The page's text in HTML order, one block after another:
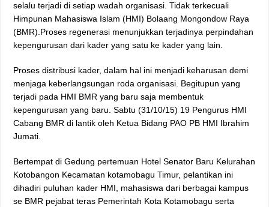
selalu terjadi di setiap wadah organisasi. Tidak terkecuali
Himpunan Mahasiswa Islam (HMI) Bolaang Mongondow Raya
(BMR).Proses regenerasi menunjukkan terjadinya perpindahan
kepengurusan dari kader yang satu ke kader yang lain.
Proses distribusi kader, dalam hal ini menjadi keharusan demi
menjaga keberlangsungan roda organisasi. Begitupun yang
terjadi pada HMI BMR yang baru saja membentuk
kepengurusan yang baru. Sabtu (31/10/15) 19 Pengurus HMI
Cabang BMR di lantik oleh Ketua Bidang PAO PB HMI Ibrahim
Jumati.
Bertempat di Gedung pertemuan Hotel Senator Baru Kelurahan
Kotobangon Kecamatan kotamobagu Timur, pelantikan ini
dihadiri puluhan kader HMI, mahasiswa dari berbagai kampus
se BMR pejabat teras Pemerintah Kota Kotamobagu serta